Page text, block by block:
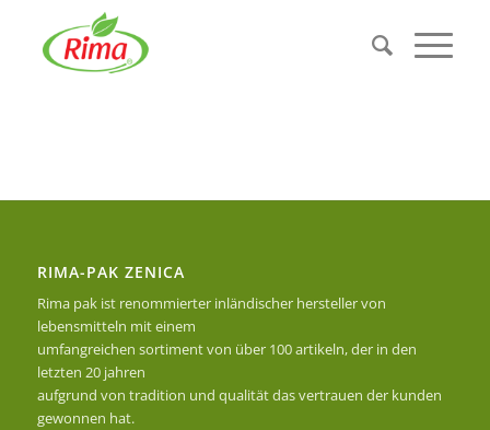
RIMA-PAK ZENICA
Rima pak ist renommierter inländischer hersteller von
lebensmitteln mit einem
umfangreichen sortiment von über 100 artikeln, der in den
letzten 20 jahren
aufgrund von tradition und qualität das vertrauen der kunden
gewonnen hat.